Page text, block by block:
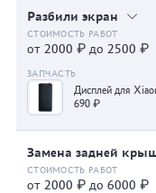
Разбили экран
от 2000 ₽ до 2500 ₽
Дисплей для
690 ₽
Замена задней
от 2000 ₽ до 6000 ₽